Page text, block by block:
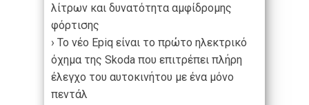
λίτρων και δυνατότητα αμφίδρομης
φόρτισης
› Το νέο Epiq είναι το πρώτο ηλεκτρικό
όχημα της Skoda που επιτρέπει πλήρη
έλεγχο του αυτοκινήτου με ένα μόνο
πεντάλ